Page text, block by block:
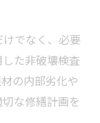
でなく、必要
た非破壊検査
の内部劣化や
な修繕計画を